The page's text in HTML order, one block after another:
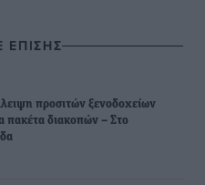
ΕΠΙΣΗΣ
προσιτών ξενοδοχείων
πακέτα διακοπών – Στο